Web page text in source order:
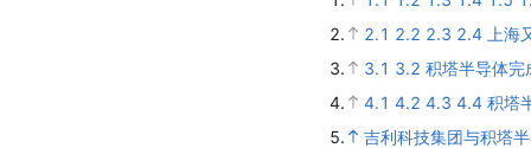
2.
2.1 2.2 2.3 2.4 上海
3.
3.1 3.2 积塔半导体
4.
4.1 4.2 4.3 4.4 积塔
5.
吉利科技集团与积塔